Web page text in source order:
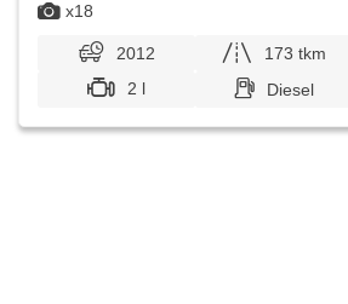
x18
2012 173 tkm
2 l
Diesel